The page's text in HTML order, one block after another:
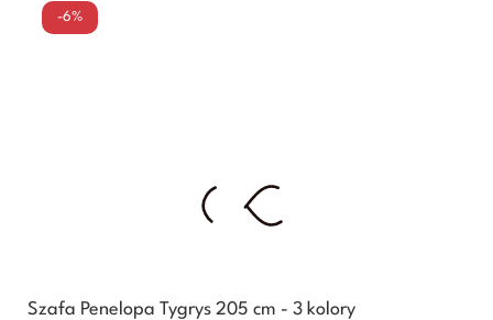
-6%
Szafa Penelopa Tygrys 205 cm - 3 kolory